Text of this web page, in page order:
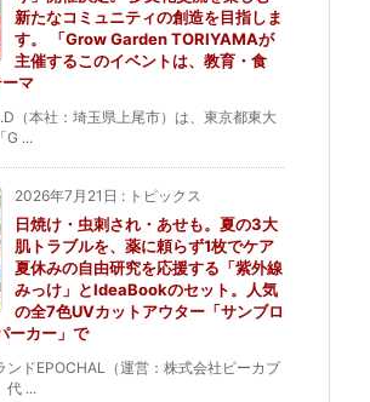
新たなコミュニティの創造を目指しま
す。 「Grow Garden TORIYAMAが
主催するこのイベントは、教育・食
マ
（本社：埼玉県上尾市）は、東京都東大
G ...
2026年7月21日 : トピックス
日焼け・虫刺され・あせも。夏の3大
肌トラブルを、薬に頼らず1枚でケア
夏休みの自由研究を応援する「紫外線
みっけ」とIdeaBookのセット。人気
の全7色UVカットアウター「サンブロ
ーカー」で
ンドEPOCHAL（運営：株式会社ピーカブ
代 ...